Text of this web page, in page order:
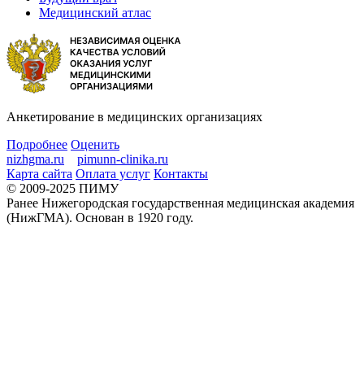
Медицинский атлас
Анкетирование в медицинских организациях
Подробнее Оценить
nizhgma.ru
pimunn-clinika.ru
Карта сайта Оплата услуг Контакты
© 2009-2025 ПИМУ
Ранее Нижегородская государственная медицинская академия
(НижГМА). Основан в 1920 году.